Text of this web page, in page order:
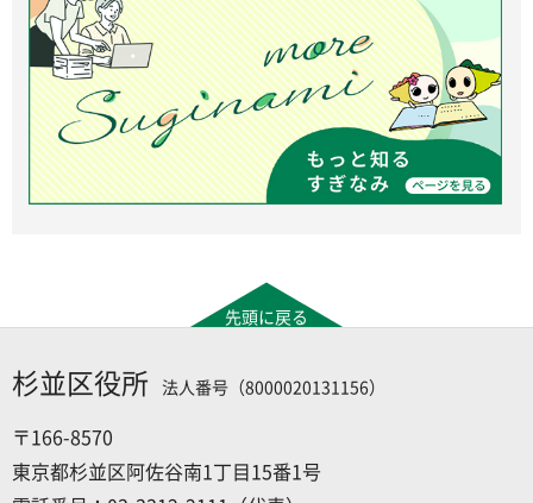
先頭に戻る
杉並区役所 法人番号（8000020131156）
〒166-8570
東京都杉並区阿佐谷南1丁目15番1号